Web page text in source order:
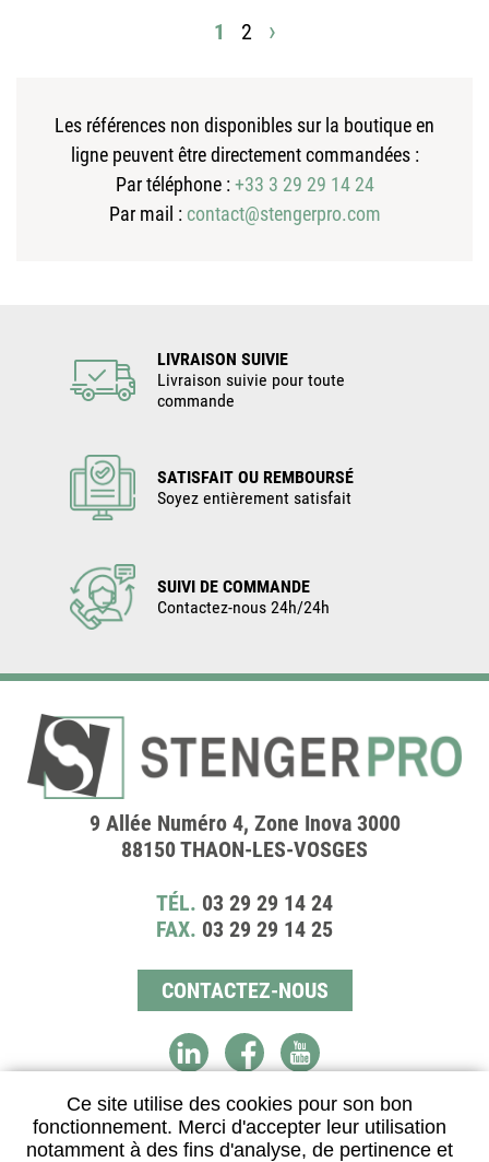
Ce site utilise des cookies pour son bon
fonctionnement. Merci d'accepter leur utilisation
notamment à des fins d'analyse, de pertinence et
1 2 ›
Les références non disponibles sur la boutique en
ligne peuvent être directement commandées :
Par téléphone :+33 3 29 29 14 24
Par mail : contact@stengerpro.com
LIVRAISON SUIVIE
Livraison suivie pour toute
commande
SATISFAIT OU REMBOURSÉ
Soyez entièrement satisfait
SUIVI DE COMMANDE
Contactez-nous 24h/24h
9 Allée Numéro 4, Zone Inova 3000
88150 THAON-LES-VOSGES
TÉL. 03 29 29 14 24
FAX. 03 29 29 14 25
CONTACTEZ-NOUS
DISTRIBUTEUR AGRÉÉ